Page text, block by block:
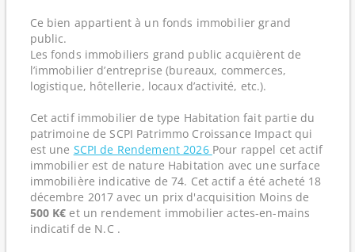
Ce bien appartient à un fonds immobilier grand
public.
Les fonds immobiliers grand public acquièrent de
l’immobilier d’entreprise (bureaux, commerces,
logistique, hôtellerie, locaux d’activité, etc.).
Cet actif immobilier de type Habitation fait partie du
patrimoine de SCPI Patrimmo Croissance Impact qui
est une SCPI de Rendement 2026 Pour rappel cet actif
immobilier est de nature Habitation avec une surface
immobilière indicative de 74. Cet actif a été acheté 18
décembre 2017 avec un prix d'acquisition Moins de
500 K€ et un rendement immobilier actes-en-mains
indicatif de N.C .